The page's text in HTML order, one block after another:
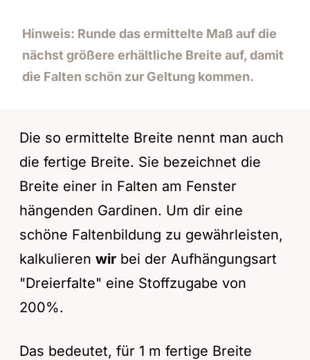
Hinweis: Runde das ermittelte Maß auf die
nächst größere erhältliche Breite auf, damit
die Falten schön zur Geltung kommen.
Die so ermittelte Breite nennt man auch
die fertige Breite. Sie bezeichnet die
Breite einer in Falten am Fenster
hängenden Gardinen. Um dir eine
schöne Faltenbildung zu gewährleisten,
kalkulieren wir bei der Aufhängungsart
"Dreierfalte" eine Stoffzugabe von
200%.
Das bedeutet, für 1 m fertige Breite